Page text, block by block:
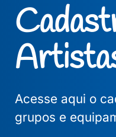
Acesse aqui o
grupos e